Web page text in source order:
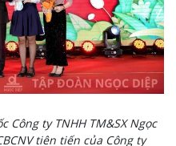
Công ty TNHH TM&SX Ngọc
tiên tiến của Công ty